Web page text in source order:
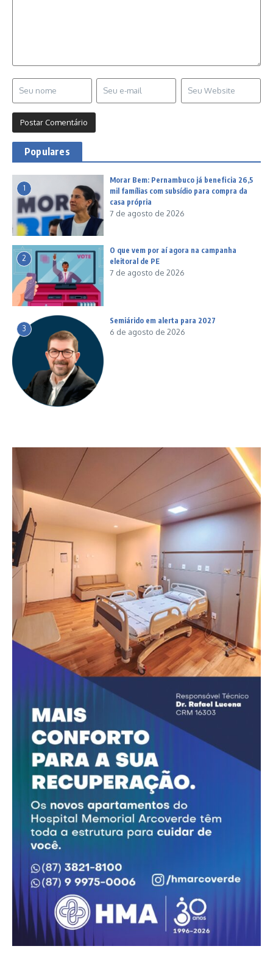
Populares
1
Morar Bem: Pernambuco já beneficia 26,5
mil famílias com subsídio para compra da
casa própria
7 de agosto de 2026
2
O que vem por aí agora na campanha
eleitoral de PE
7 de agosto de 2026
3
Semiárido em alerta para 2027
6 de agosto de 2026